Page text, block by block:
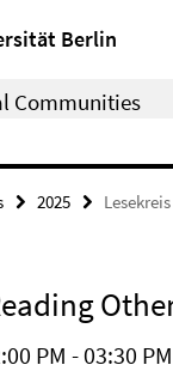
Berlin
Communities
2025
PM - 03:30 PM